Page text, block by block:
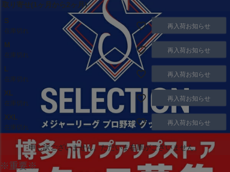
取り寄せ(1ヶ月から2ヶ月)
S
在庫切れ
再入荷お知らせ
M
在庫切れ
再入荷お知らせ
L
在庫切れ
再入荷お知らせ
XL
在庫切れ
再入荷お知らせ
XXL
在庫切れ
再入荷お知らせ
申し訳ございません。ただいま在庫がございません。
※重要※